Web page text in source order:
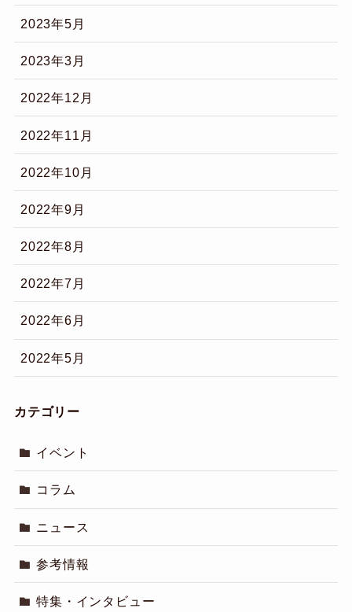
2023年5月
2023年3月
2022年12月
2022年11月
2022年10月
2022年9月
2022年8月
2022年7月
2022年6月
2022年5月
カテゴリー
イベント
コラム
ニュース
参考情報
特集・インタビュー